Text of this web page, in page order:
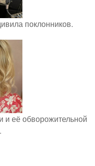
поклонников.
её обворожительной